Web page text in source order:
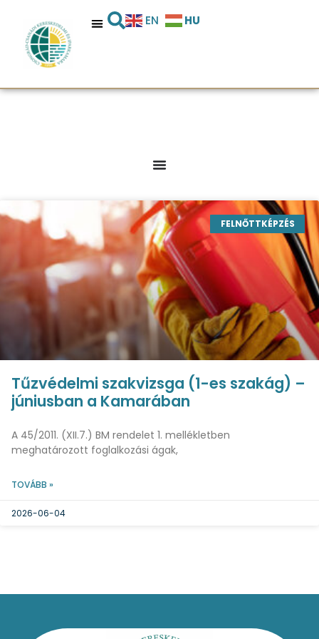
EN HU
FELNŐTTKÉPZÉS
Tűzvédelmi szakvizsga (1-es szakág) –
júniusban a Kamarában
A 45/2011. (XII.7.) BM rendelet 1. mellékletben
meghatározott foglalkozási ágak,
TOVÁBB »
2026-06-04